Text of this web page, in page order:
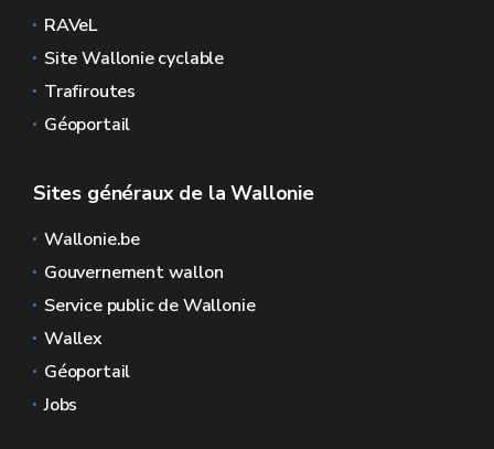
RAVeL
Site Wallonie cyclable
Trafiroutes
Géoportail
Sites généraux de la Wallonie
Wallonie.be
Gouvernement wallon
Service public de Wallonie
Wallex
Géoportail
Jobs